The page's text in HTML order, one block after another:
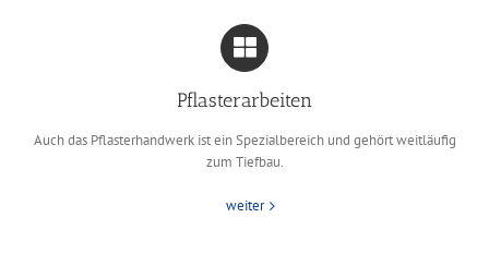
Pflasterarbeiten
Auch das Pflasterhandwerk ist ein Spezialbereich und gehört weitläufig
zum Tiefbau.
weiter